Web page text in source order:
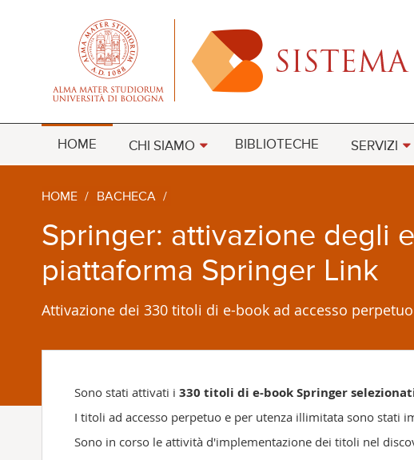
HOME CHI SIAMO BIBLIOTECHE SERVIZI
HOME / BACHECA /
Springer: attivazione degli
piattaforma Springer Link
Attivazione dei 330 titoli di e-book ad accesso
Sono stati attivati i 330 titoli di e-book Springer
I titoli ad accesso perpetuo e per utenza illimitata sono stati
Sono in corso le attività d'implementazione dei titoli nel